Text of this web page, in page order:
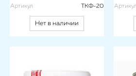
Артикул ТКФ-20
Нет в наличии
Артикул